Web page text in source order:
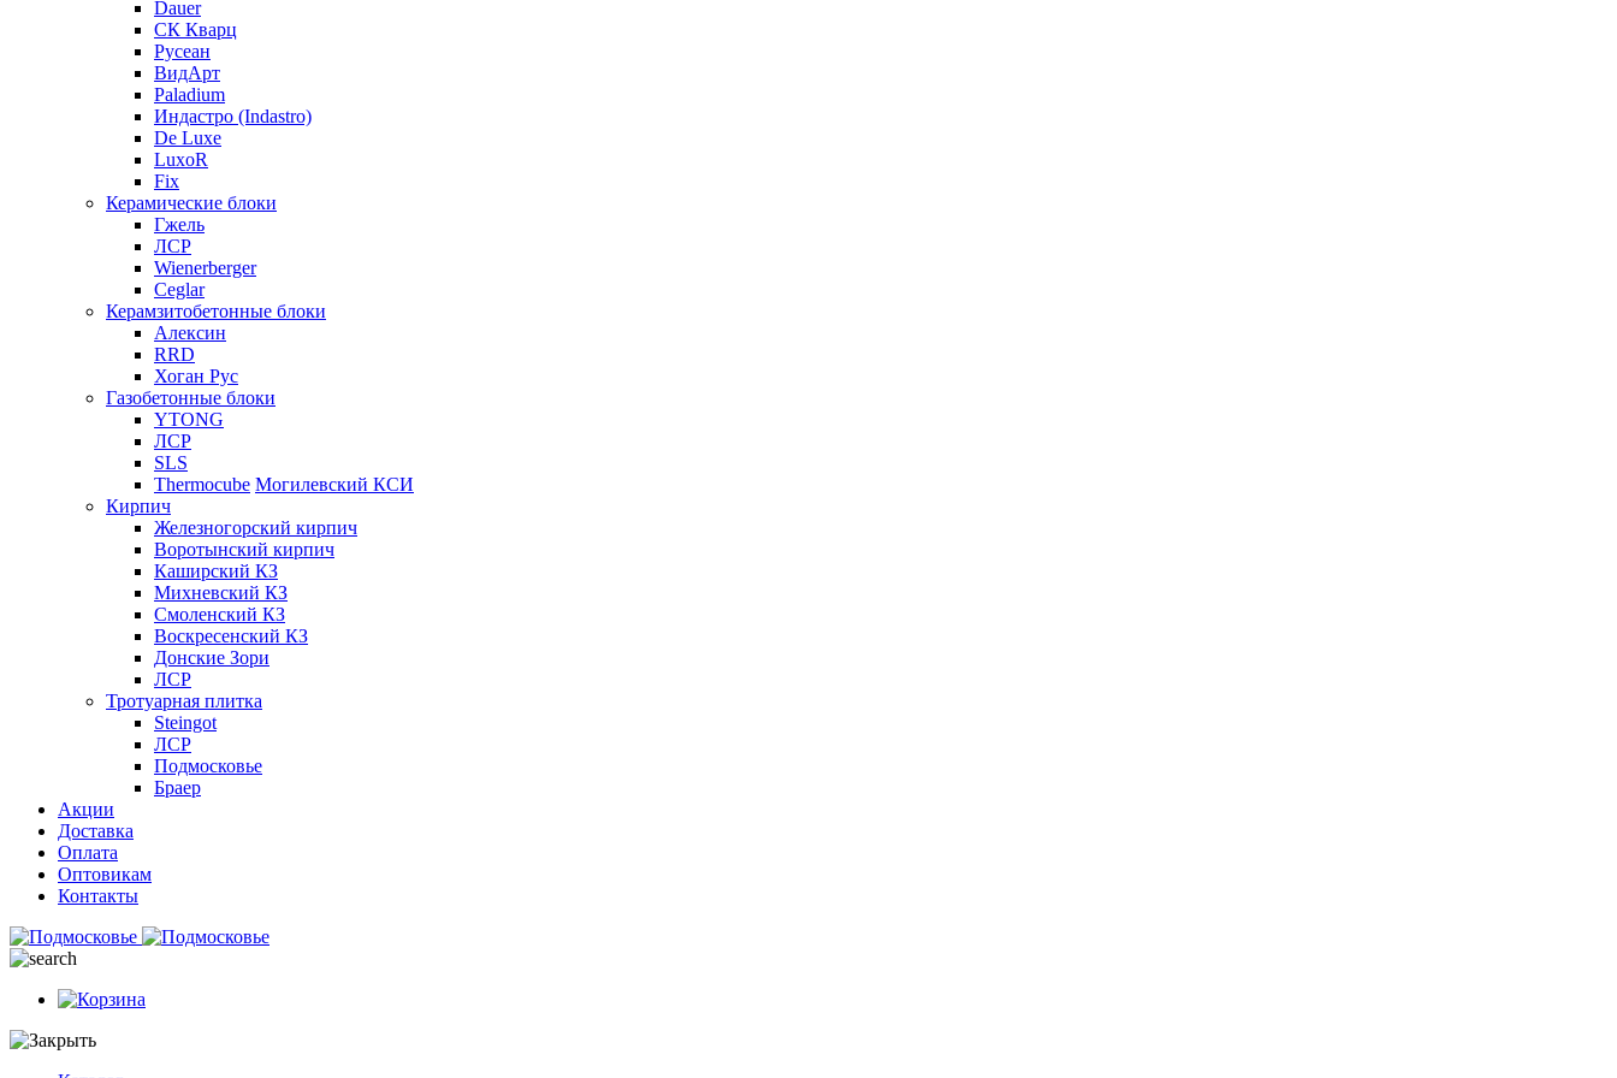
Dauer
СК Кварц
Русеан
ВидАрт
Paladium
Индастро (Indastro)
De Luxe
LuxoR
Fix
Керамические блоки
Гжель
ЛСР
Wienerberger
Ceglar
Керамзитобетонные блоки
Алексин
RRD
Хоган Рус
Газобетонные блоки
YTONG
ЛСР
SLS
Thermocube Могилевский КСИ
Кирпич
Железногорский кирпич
Воротынский кирпич
Каширский КЗ
Михневский КЗ
Смоленский КЗ
Воскресенский КЗ
Донские Зори
ЛСР
Тротуарная плитка
Steingot
ЛСР
Подмосковье
Браер
Акции
Доставка
Оплата
Оптовикам
Контакты